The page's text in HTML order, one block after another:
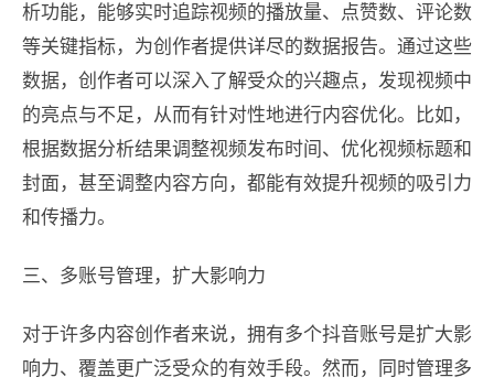
析功能，能够实时追踪视频的播放量、点赞数、评论数
等关键指标，为创作者提供详尽的数据报告。通过这些
数据，创作者可以深入了解受众的兴趣点，发现视频中
的亮点与不足，从而有针对性地进行内容优化。比如，
根据数据分析结果调整视频发布时间、优化视频标题和
封面，甚至调整内容方向，都能有效提升视频的吸引力
和传播力。
三、多账号管理，扩大影响力
对于许多内容创作者来说，拥有多个抖音账号是扩大影
响力、覆盖更广泛受众的有效手段。然而，同时管理多